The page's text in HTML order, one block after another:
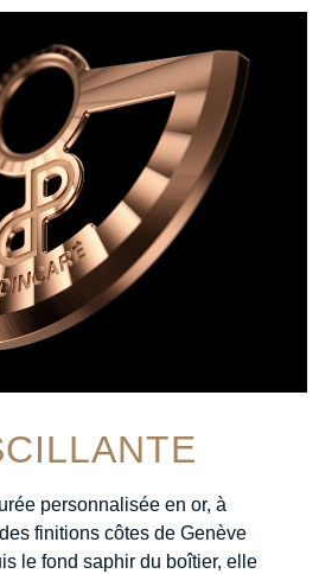
personnalisée en or, à
finitions côtes de Genève
le fond saphir du boîtier, elle